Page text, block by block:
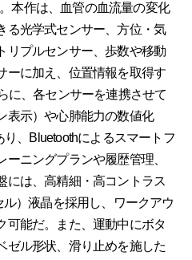
本作は、血管の血流量の変化
る光学式センサー、方位・気
リプルセンサー、歩数や移動
ーに加え、位置情報を取得す
に、各センサーを連携させて
表示）や心肺能力の数値化
り、Bluetoothによるスマートフ
ニングプランや履歴管理、
には、高精細・高コントラス
ル）液晶を採用し、ワークアウ
可能だ。また、運動中にボタ
ゼル形状、滑り止めを施した